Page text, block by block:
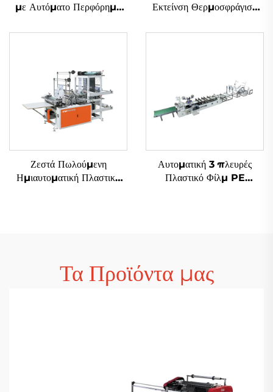
με Αυτόματο Περφόρημα
Εκτείνση Θερμοσφράγιση
Φτιάχνουσα Μηχανή
Ζεστά Πωλούμενη
Ημιαυτοματική Πλαστική
Αυτοματική 3 πλευρές
Πλαστικό Φίλμ PE
Τα Προϊόντα μας